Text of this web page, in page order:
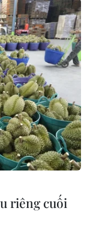
riêng cuối